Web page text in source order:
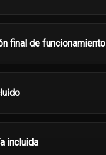
final de funcionamiento
incluida